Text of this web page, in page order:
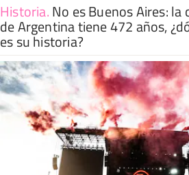
Historia.No es Buenos Aires:
de Argentina tiene 472 años,
es su historia?